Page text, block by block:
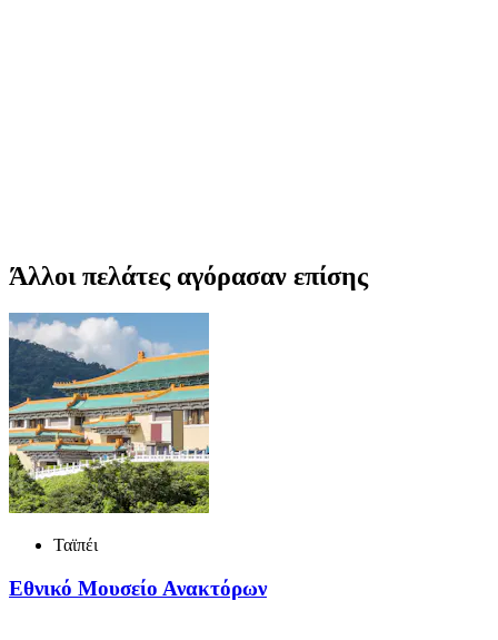
Άλλοι πελάτες αγόρασαν επίσης
Ταϊπέι
Εθνικό Μουσείο Ανακτόρων